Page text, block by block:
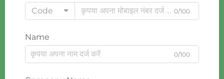
Code
0/100
Name
0/100